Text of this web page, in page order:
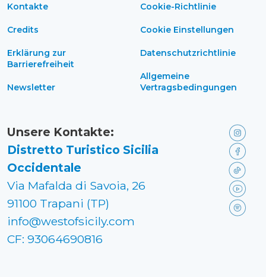
Kontakte
Credits
Erklärung zur
Barrierefreiheit
Newsletter
Cookie-Richtlinie
Cookie Einstellungen
Datenschutzrichtlinie
Allgemeine
Vertragsbedingungen
Unsere Kontakte:
Distretto Turistico Sicilia
Occidentale
Via Mafalda di Savoia, 26
91100 Trapani (TP)
info@westofsicily.com
CF: 93064690816